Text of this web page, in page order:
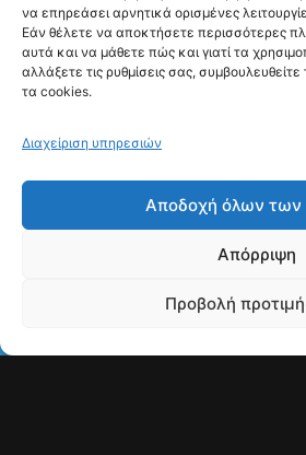
Η ρύθμιση στοχεύει τόσο στον
πιεστικών πρακτικών πωλήσεων
προστασία ευάλωτων πολιτών
καταχρηστικές εμπορικές
προκαλεί πάντως ανησυχία στο
να επηρεαστούν.
Πηγή:France24
Γαλλία: Τέλος